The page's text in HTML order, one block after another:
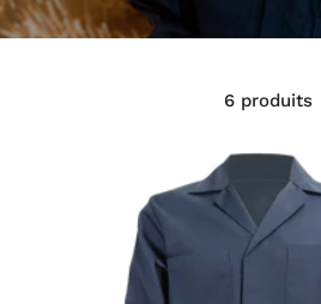
6 produits